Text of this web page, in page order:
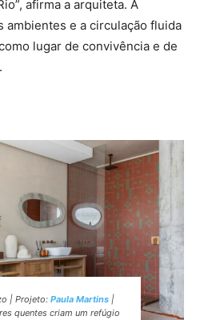
afirma a arquiteta. A
ambientes e a circulação fluida
lugar de convivência e de
| Projeto: Paula Martins |
quentes criam um refúgio